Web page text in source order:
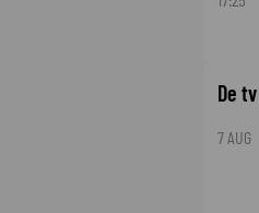
De
7 AUG